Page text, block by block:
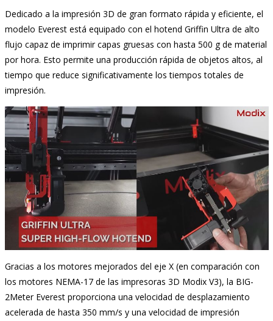
Dedicado a la impresión 3D de gran formato rápida y eficiente, el
modelo Everest está equipado con el hotend Griffin Ultra de alto
flujo capaz de imprimir capas gruesas con hasta 500 g de material
por hora. Esto permite una producción rápida de objetos altos, al
tiempo que reduce significativamente los tiempos totales de
impresión.
Gracias a los motores mejorados del eje X (en comparación con
los motores NEMA-17 de las impresoras 3D Modix V3), la BIG-
2Meter Everest proporciona una velocidad de desplazamiento
acelerada de hasta 350 mm/s y una velocidad de impresión